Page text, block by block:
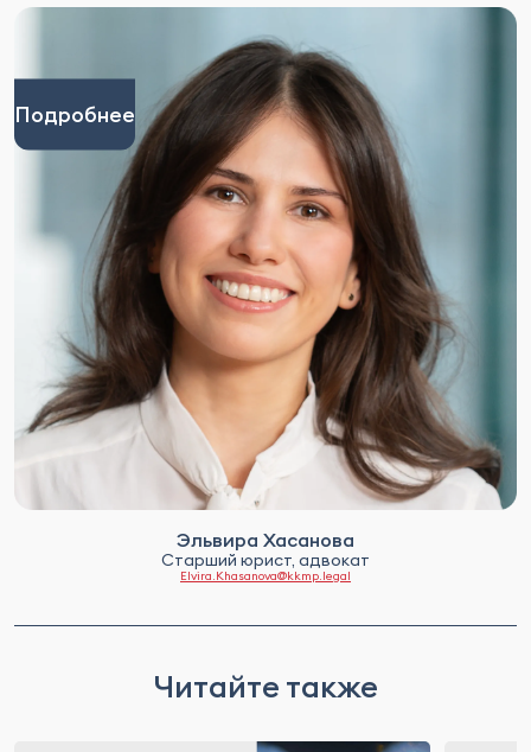
Подробнее
Эльвира Хасанова
Старший юрист, адвокат
Elvira.Khasanova@kkmp.legal
Читайте также